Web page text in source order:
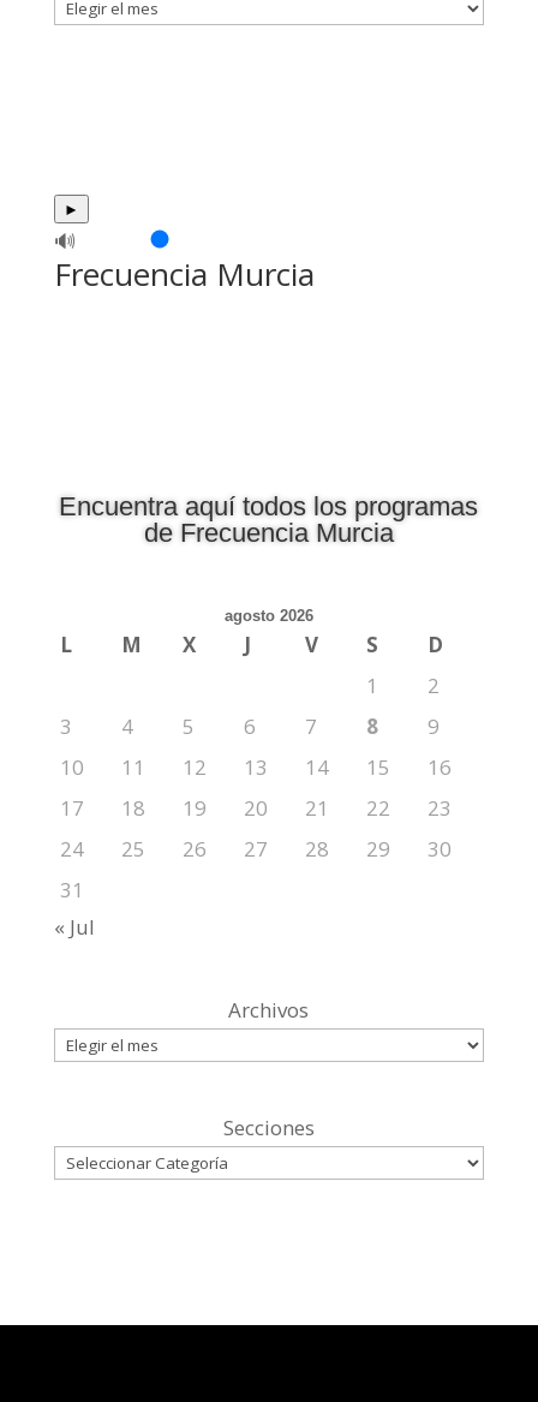
►
🔊
Frecuencia Murcia
Encuentra aquí todos los programas
de Frecuencia Murcia
agosto 2026
L M X J V S
D
1
2
3
4 5 6 7 8
9
10
11 12 13 14 15
16
17
18 19 20 21 22
23
24
25 26 27 28 29
30
31
« Jul
Archivos
Secciones